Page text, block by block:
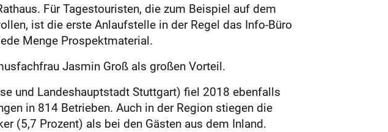
Für Tagestouristen, die zum Beispiel auf dem
ist die erste Anlaufstelle in der Regel das Info-Büro
Menge Prospektmaterial.
Jasmin Groß als großen Vorteil.
und Landeshauptstadt Stuttgart) fiel 2018 ebenfalls
in 814 Betrieben. Auch in der Region stiegen die
(5,7 Prozent) als bei den Gästen aus dem Inland.